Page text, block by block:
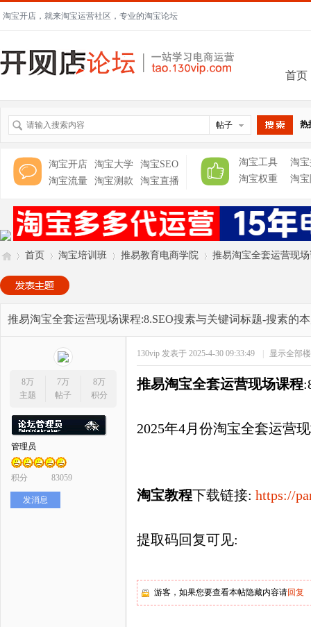
淘宝开店，就来淘宝运营社区，专业的淘宝论坛
首页
帖子 热
淘宝开店 淘宝大学
淘宝SEO
淘宝流量
淘宝测款 淘宝直播
淘宝工具
淘
淘宝权重
淘
开»
首页
›
淘宝培训班
›
推易教育电商学院
›
推易淘宝全套运营现
推易淘宝全套运营现场课程:8.SEO搜素与关键词标题-搜素的
8万
主题
7万
帖子
8万
积分
管理员
积分 83059
发消息
130vip 发表于 2025-4-30 09:33:49 | 显示全部
推易淘宝全套运营现场课程
2025年4月份淘宝全套运营
淘宝教程下载链接: https://
提取码回复可见:
游客，如果您要查看本帖隐藏内容请回复